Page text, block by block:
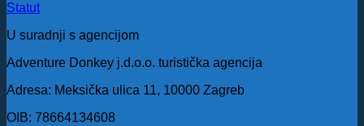
Statut
U suradnji s agencijom
Adventure Donkey j.d.o.o. turistička agencija
Adresa: Meksička ulica 11, 10000 Zagreb
OIB: 78664134608